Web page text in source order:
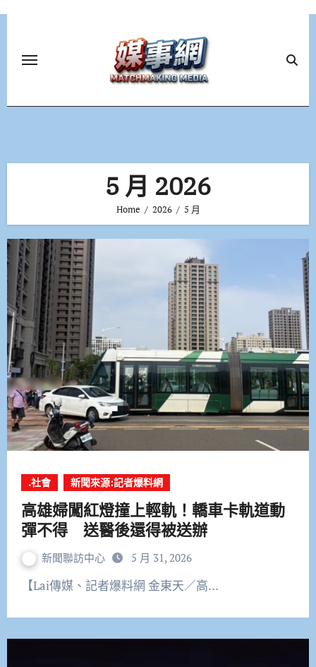
5 月 2026
Home 2026 5 月
.社會 新聞來源:記者爆料網
高雄婦闖紅燈撞上輕軌！轎車卡軌道動
彈不得 送醫後還得被送辦
新聞聯訪中心 5 月 31, 2026
【Lai傳媒、記者爆料網 金東天／高…